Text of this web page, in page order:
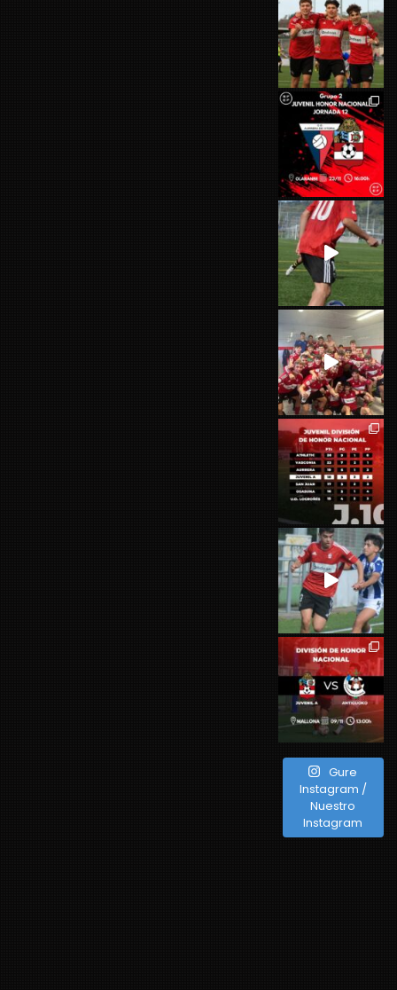
Gure
Instagram /
Nuestro
Instagram